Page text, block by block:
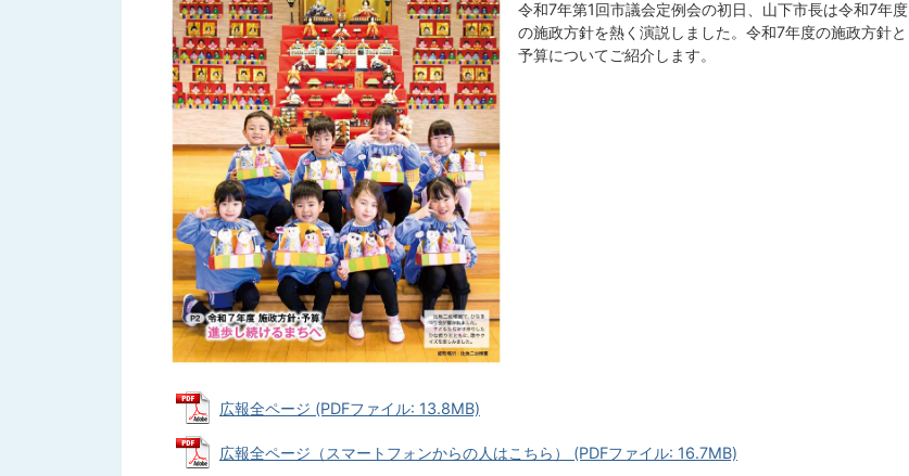
令和7年第1回市議会定例会の初日、山下市長は令和7年度
の施政方針を熱く演説しました。令和7年度の施政方針と
予算についてご紹介します。
広報全ページ (PDFファイル: 13.8MB)
広報全ページ（スマートフォンからの人はこちら） (PDFファイル: 16.7MB)